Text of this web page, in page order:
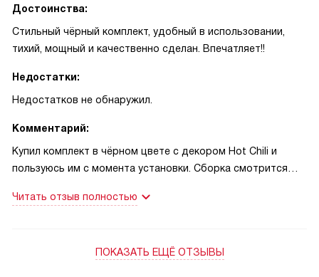
Достоинства:
Стильный чёрный комплект, удобный в использовании,
тихий, мощный и качественно сделан. Впечатляет!!
Недостатки:
Недостатков не обнаружил.
Комментарий:
Купил комплект в чёрном цвете с декором Hot Chili и
пользуюсь им с момента установки. Сборка смотрится
сенсорными переключателями быстро выходит на нужный
подключённая мощность 6.9 кВт ощущается при
Читать отзыв полностью
ПОКАЗАТЬ ЕЩЁ ОТЗЫВЫ